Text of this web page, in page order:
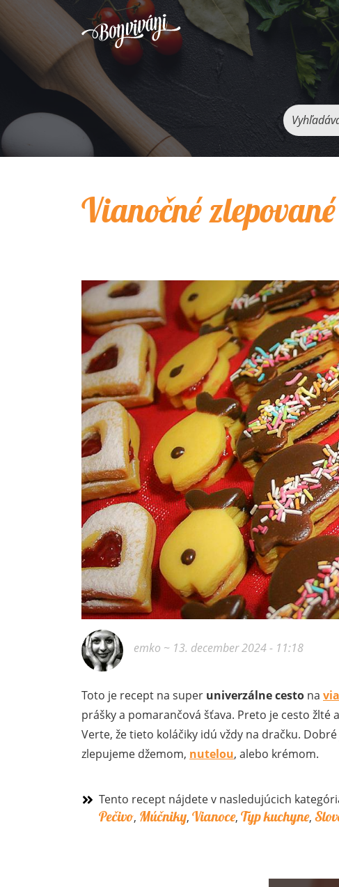
Vianočné
emko ~ 13. december 2024 - 11:18
Toto je recept na super univerzálne cesto na
prášky a pomarančová šťava. Preto je cesto žlté
Verte, že tieto koláčiky idú vždy na dračku.
zlepujeme džemom, nutelou, alebo krémom.
Tento recept nájdete v nasledujúcich
Pečivo, Múčniky, Vianoce, Typ kuchyne,